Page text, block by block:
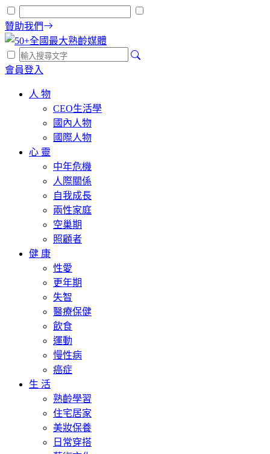
贊助我們
會員登入
人 物
CEO生活學
國內人物
國際人物
心 靈
中年危機
人際關係
自我成長
兩性家庭
空巢期
照顧者
健 康
性愛
更年期
失智
醫療保健
飲食
運動
慢性病
癌症
生 活
熟齡學習
住宅居家
美妝保養
日常穿搭